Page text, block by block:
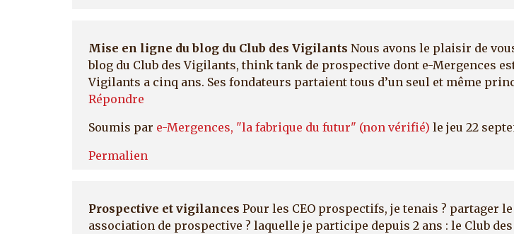
Mise en ligne du blog du Club des Vigilants Nous avons le plaisir de
blog du Club des Vigilants, think tank de prospective dont e-Mergences
Vigilants a cinq ans. Ses fondateurs partaient tous d’un seul et même
Répondre
Soumis par e-Mergences, "la fabrique du futur" (non vérifié) le jeu 22
Permalien
Prospective et vigilances Pour les CEO prospectifs, je tenais ? partager
association de prospective ? laquelle je participe depuis 2 ans : le Club